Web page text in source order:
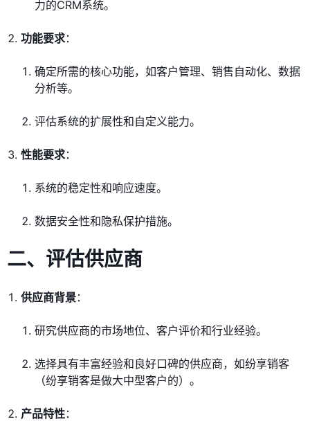
力的CRM系统。
功能要求：
确定所需的核心功能，如客户管理、销售自动化、数据
分析等。
评估系统的扩展性和自定义能力。
性能要求：
系统的稳定性和响应速度。
数据安全性和隐私保护措施。
二、评估供应商
供应商背景：
研究供应商的市场地位、客户评价和行业经验。
选择具有丰富经验和良好口碑的供应商，如纷享销客
（纷享销客是做大中型客户的）。
产品特性：